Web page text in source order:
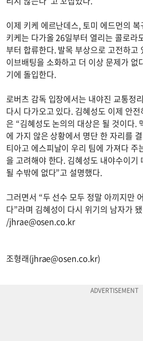
이제 키케 에르난데스, 토미 에드먼의
키케는 다가올 26일부터 열리는 콜로라
부터 합류한다. 발목 부상으로 고전하고
이브배팅을 소화하고 더 이상 문제가 없
기에 돌입한다.
로버츠 감독 입장에서는 내야진 교통정
다시 다가오고 있다. 김혜성도 이제 안
은 “김혜성도 논의의 대상은 될 것이다.
에 가지 않은 상황에서 명단 한 자리를
티아고 에스피날이 우리 팀에 가져다 주
을 고려해야 한다. 김혜성도 내야수이기
될 수밖에 없다”고 설명했다.
그러면서 “두 선수 모두 정말 아끼지만
다”라며 김혜성이 다시 위기의 남자가
/jhrae@osen.co.kr
조형래(jhrae@osen.co.kr)